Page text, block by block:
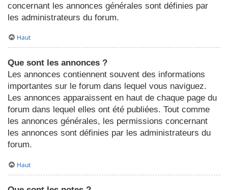
concernant les annonces générales sont définies par
les administrateurs du forum.
Haut
Que sont les annonces ?
Les annonces contiennent souvent des informations
importantes sur le forum dans lequel vous naviguez.
Les annonces apparaissent en haut de chaque page du
forum dans lequel elles ont été publiées. Tout comme
les annonces générales, les permissions concernant
les annonces sont définies par les administrateurs du
forum.
Haut